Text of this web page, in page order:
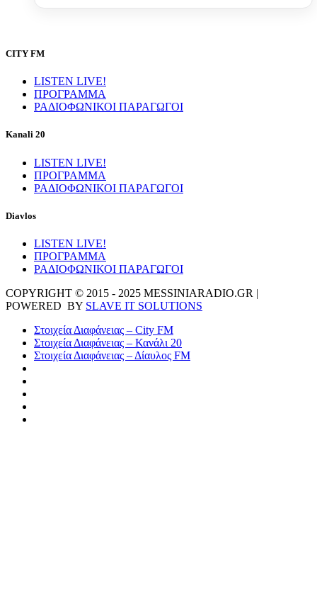
CITY FM
LISTEN LIVE!
ΠΡΟΓΡΑΜΜΑ
ΡΑΔΙΟΦΩΝΙΚΟΙ ΠΑΡΑΓΩΓΟΙ
Kanali 20
LISTEN LIVE!
ΠΡΟΓΡΑΜΜΑ
ΡΑΔΙΟΦΩΝΙΚΟΙ ΠΑΡΑΓΩΓΟΙ
Diavlos
LISTEN LIVE!
ΠΡΟΓΡΑΜΜΑ
ΡΑΔΙΟΦΩΝΙΚΟΙ ΠΑΡΑΓΩΓΟΙ
COPYRIGHT © 2015 - 2025 MESSINIARADIO.GR |
POWERED BY SLAVE IT SOLUTIONS
Στοιχεία Διαφάνειας – City FM
Στοιχεία Διαφάνειας – Κανάλι 20
Στοιχεία Διαφάνειας – Δίαυλος FM